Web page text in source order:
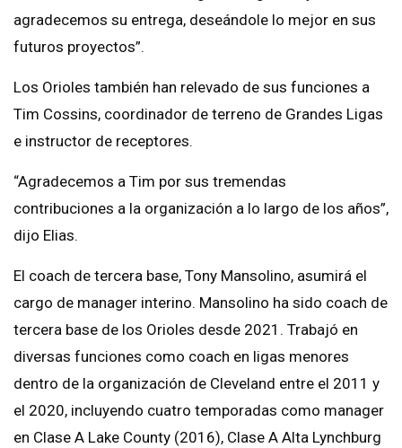
agradecemos su entrega, deseándole lo mejor en sus
futuros proyectos”.
Los Orioles también han relevado de sus funciones a
Tim Cossins, coordinador de terreno de Grandes Ligas
e instructor de receptores.
“Agradecemos a Tim por sus tremendas
contribuciones a la organización a lo largo de los años”,
dijo Elias.
El coach de tercera base, Tony Mansolino, asumirá el
cargo de manager interino. Mansolino ha sido coach de
tercera base de los Orioles desde 2021. Trabajó en
diversas funciones como coach en ligas menores
dentro de la organización de Cleveland entre el 2011 y
el 2020, incluyendo cuatro temporadas como manager
en Clase A Lake County (2016), Clase A Alta Lynchburg